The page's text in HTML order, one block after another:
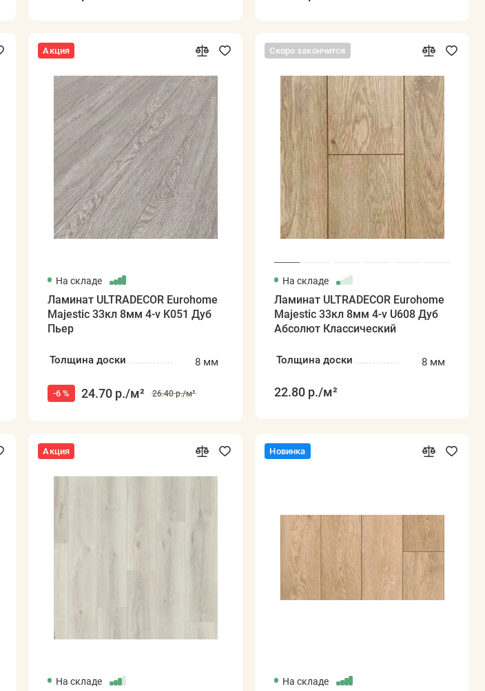
Акция
На складе
Ламинат ULTRADECOR Eurohome
Majestic 33кл 8мм 4-v K051 Дуб
Пьер
Толщина доски 8 мм
-6 % 24.70 р./м² 26.40 р./м²
Скоро закончится
На складе
Ламинат ULTRADECOR Eurohome
Majestic 33кл 8мм 4-v U608 Дуб
Абсолют Классический
Толщина доски 8 мм
22.80 р./м²
Акция
На складе
Новинка
На складе